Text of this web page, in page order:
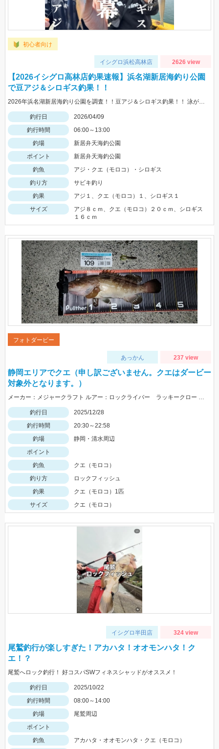
初心者向け
イシグロ浜松高林店 2626 view
【2026イシグロ高林店釣果速報】浜名湖新居海釣り公園
で豆アジ＆シロギス釣果！！
2026年浜名湖新居海釣り公園を調査！！豆アジ＆シロギス釣果！！ 泳がせ釣りも用意していきましょう！！
釣行日
2026/04/09
釣行時間
06:00～13:00
釣場
新居弁天海釣公園
ポイント
新居弁天海釣公園
釣魚
アジ・クエ（モロコ）・シロギス
釣り方
サビキ釣り
釣果
アジ１、クエ（モロコ）１、シロギス１
サイズ
アジ８ｃｍ、クエ（モロコ）２０ｃｍ、シロギス
１６ｃｍ
フォトダービー
あっかん 237 view
静岡エリアでクエ（申し訳ございません。クエはダービー
対象外となります。）
メーカー：メジャークラフト ルアー：ロックライバー ラッキークロー カラー：パンプキンチャート
釣行日
2025/12/28
釣行時間
20:30～22:58
釣場
静岡・清水周辺
ポイント
釣魚
クエ（モロコ）
釣り方
ロックフィッシュ
釣果
クエ（モロコ）1匹
サイズ
クエ（モロコ）
イシグロ半田店 324 view
尾鷲釣行が楽しすぎた！アカハタ！オオモンハタ！ク
エ！？
尾鷲へロック釣行！ 好コスパSWフィネスシャッドがオススメ！
釣行日
2025/10/22
釣行時間
08:00～14:00
釣場
尾鷲周辺
ポイント
釣魚
アカハタ・オオモンハタ・クエ（モロコ）